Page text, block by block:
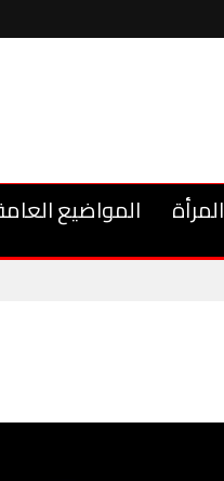
المرأة المواضيع